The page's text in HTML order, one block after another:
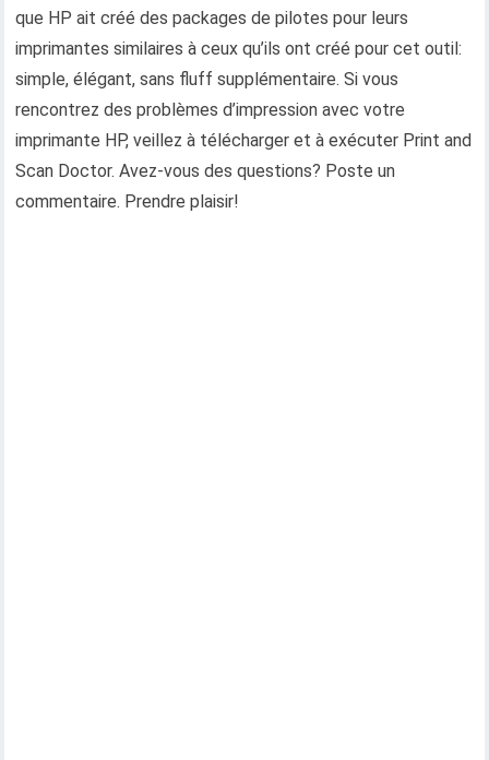
que HP ait créé des packages de pilotes pour leurs
imprimantes similaires à ceux qu’ils ont créé pour cet outil:
simple, élégant, sans fluff supplémentaire. Si vous
rencontrez des problèmes d’impression avec votre
imprimante HP, veillez à télécharger et à exécuter Print and
Scan Doctor. Avez-vous des questions? Poste un
commentaire. Prendre plaisir!